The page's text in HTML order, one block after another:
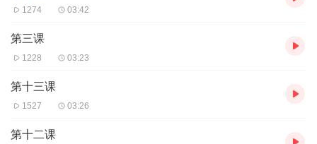
1274 03:42
第三课
1228 03:23
第十三课
1527 03:26
第十二课